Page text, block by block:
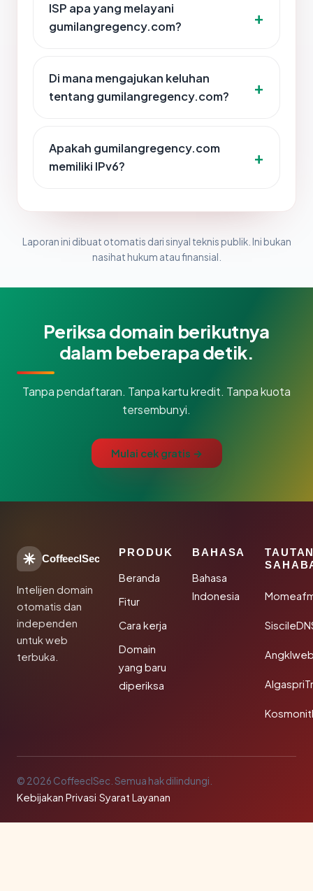
ISP apa yang melayani
gumilangregency.com?
Di mana mengajukan keluhan
tentang gumilangregency.com?
Apakah gumilangregency.com
memiliki IPv6?
Laporan ini dibuat otomatis dari sinyal teknis publik. Ini bukan
nasihat hukum atau finansial.
Periksa domain berikutnya
dalam beberapa detik.
Tanpa pendaftaran. Tanpa kartu kredit. Tanpa kuota
tersembunyi.
Mulai cek gratis →
CoffeeclSec
Intelijen domain
otomatis dan
independen
untuk web
terbuka.
PRODUK
Beranda
Fitur
Cara kerja
Domain
yang baru
diperiksa
BAHASA
Bahasa
Indonesia
© 2026 CoffeeclSec. Semua hak dilindungi.
Kebijakan Privasi·Syarat Layanan